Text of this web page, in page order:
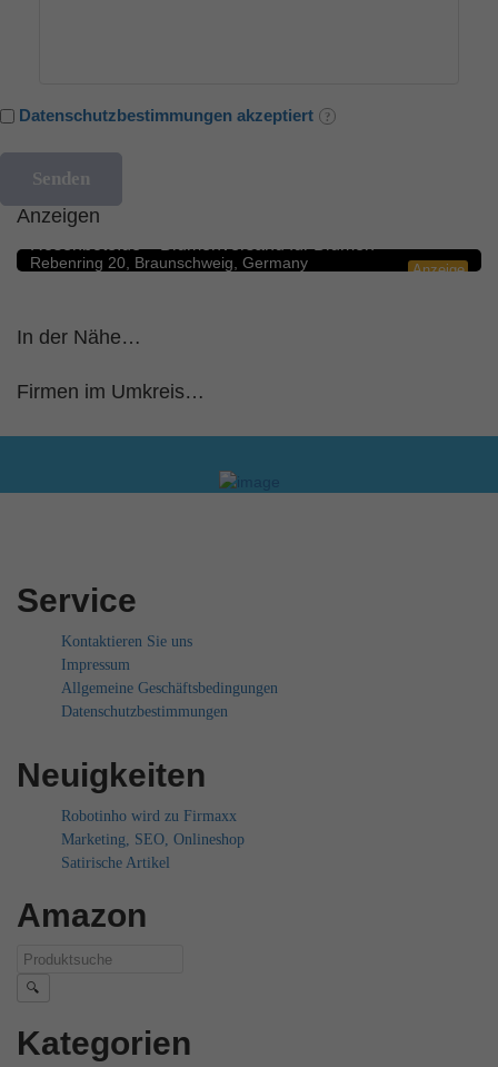
Datenschutzbestimmungen akzeptiert
Anzeigen
Anzeige
Blumengeschäfte
Rebenring 20, Braunschweig, Germany
In der Nähe…
Firmen im Umkreis…
Service
Kontaktieren Sie uns
Impressum
Allgemeine Geschäftsbedingungen
Datenschutzbestimmungen
Neuigkeiten
Robotinho wird zu Firmaxx
Marketing, SEO, Onlineshop
Satirische Artikel
Amazon
🔍
Kategorien